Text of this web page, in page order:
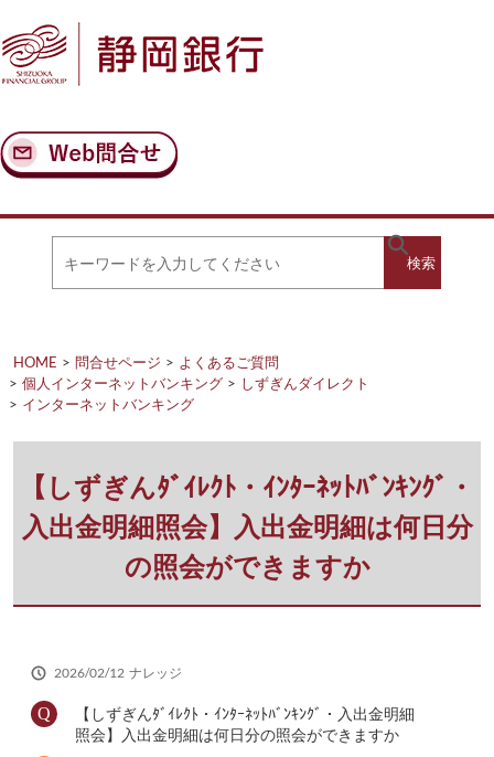
ビ
ゲ
ー
ン
へ
ス
イ
ン
コ
ン
ツ
へ
ー
ワ
入
力
し
だ
さ
い
検索
検
HOME 問合せページ
よくあるご質問
個人インターネットバンキング
しずぎんダイレクト
インターネットバンキング
【しずぎんﾀﾞｲﾚｸﾄ・ｲﾝﾀｰﾈｯﾄﾊﾞﾝｷﾝｸﾞ・
入出金明細照会】入出金明細は何日分
の照会ができますか
2026/02/12 ナレッジ
【しずぎんﾀﾞｲﾚｸﾄ・ｲﾝﾀｰﾈｯﾄﾊﾞﾝｷﾝｸﾞ・入出金明細
照会】入出金明細は何日分の照会ができますか